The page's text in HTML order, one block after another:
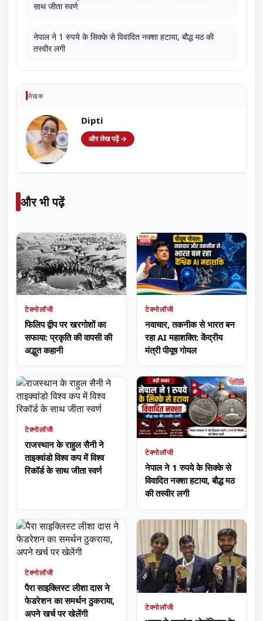
साथ जीता स्वर्ण
नेपाल ने 1 रुपये के सिक्के से विवादित नक्शा हटाया, बौद्ध मठ की
तस्वीर लगी
लेखक
Dipti
और लेख पढ़ें →
और भी पढ़ें
टेक्नोलॉजी
फिलिप द्वीप पर खरगोशों का
सफाया: प्रकृति की वापसी की
अद्भुत कहानी
टेक्नोलॉजी
नवाचार, तकनीक से भारत बन
रहा AI महाशक्ति: केंद्रीय
मंत्री पीयूष गोयल
टेक्नोलॉजी
राजस्थान के राहुल सैनी ने
ताइक्वांडो विश्व कप में विश्व
रिकॉर्ड के साथ जीता स्वर्ण
टेक्नोलॉजी
नेपाल ने 1 रुपये के सिक्के से
विवादित नक्शा हटाया, बौद्ध मठ
की तस्वीर लगी
टेक्नोलॉजी
पैरा साइक्लिस्ट लीशा दास ने
फेडरेशन का समर्थन ठुकराया,
अपने खर्च पर खेलेंगी
टेक्नोलॉजी